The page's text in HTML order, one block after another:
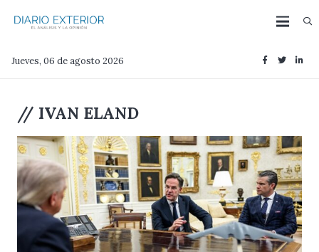
Jueves, 06 de agosto 2026
// IVAN ELAND